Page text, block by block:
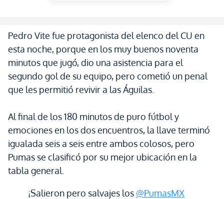
Pedro Vite fue protagonista del elenco del CU en
esta noche, porque en los muy buenos noventa
minutos que jugó, dio una asistencia para el
segundo gol de su equipo, pero cometió un penal
que les permitió revivir a las Águilas.
Al final de los 180 minutos de puro fútbol y
emociones en los dos encuentros, la llave terminó
igualada seis a seis entre ambos colosos, pero
Pumas se clasificó por su mejor ubicación en la
tabla general.
¡Salieron pero salvajes los @PumasMX